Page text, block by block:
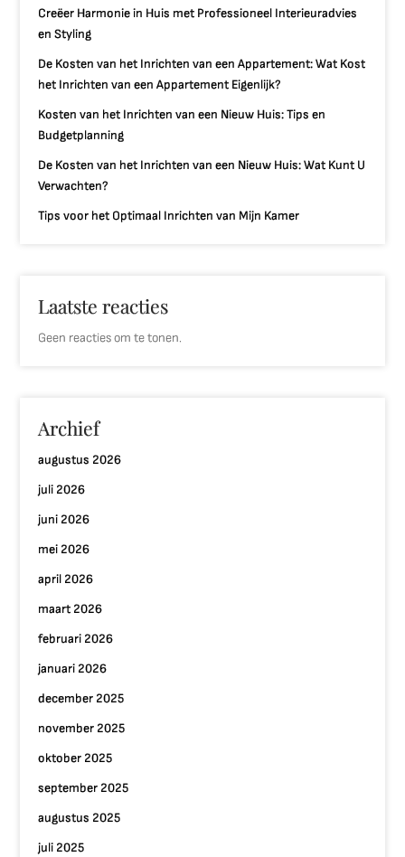
Creëer Harmonie in Huis met Professioneel Interieuradvies
en Styling
De Kosten van het Inrichten van een Appartement: Wat Kost
het Inrichten van een Appartement Eigenlijk?
Kosten van het Inrichten van een Nieuw Huis: Tips en
Budgetplanning
De Kosten van het Inrichten van een Nieuw Huis: Wat Kunt U
Verwachten?
Tips voor het Optimaal Inrichten van Mijn Kamer
Laatste reacties
Geen reacties om te tonen.
Archief
augustus 2026
juli 2026
juni 2026
mei 2026
april 2026
maart 2026
februari 2026
januari 2026
december 2025
november 2025
oktober 2025
september 2025
augustus 2025
juli 2025